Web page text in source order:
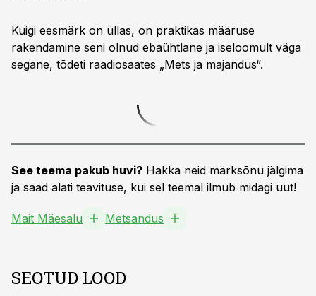
Kuigi eesmärk on üllas, on praktikas määruse
rakendamine seni olnud ebaühtlane ja iseloomult väga
segane, tõdeti raadiosaates „Mets ja majandus“.
See teema pakub huvi? Hakka neid märksõnu jälgima
ja saad alati teavituse, kui sel teemal ilmub midagi uut!
Mait Mäesalu Metsandus
SEOTUD LOOD